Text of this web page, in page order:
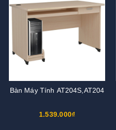
Bàn Máy Tính AT204S,AT204
1.539.000₫